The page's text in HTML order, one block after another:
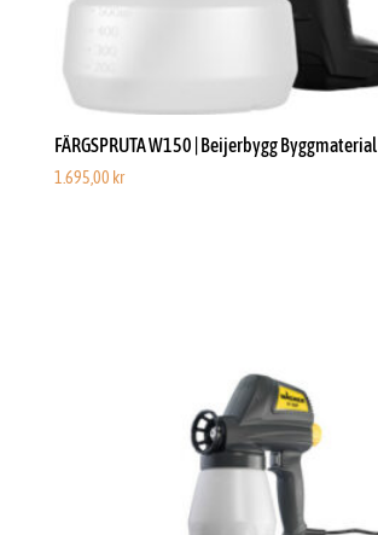
FÄRGSPRUTA W150 | Beijerbygg Byggmaterial
1.695,00 kr